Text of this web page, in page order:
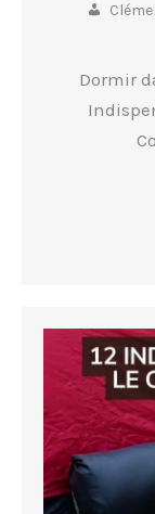
Dormir